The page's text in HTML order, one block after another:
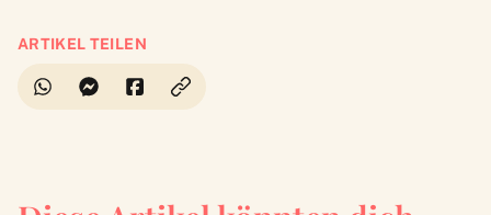
ARTIKEL TEILEN